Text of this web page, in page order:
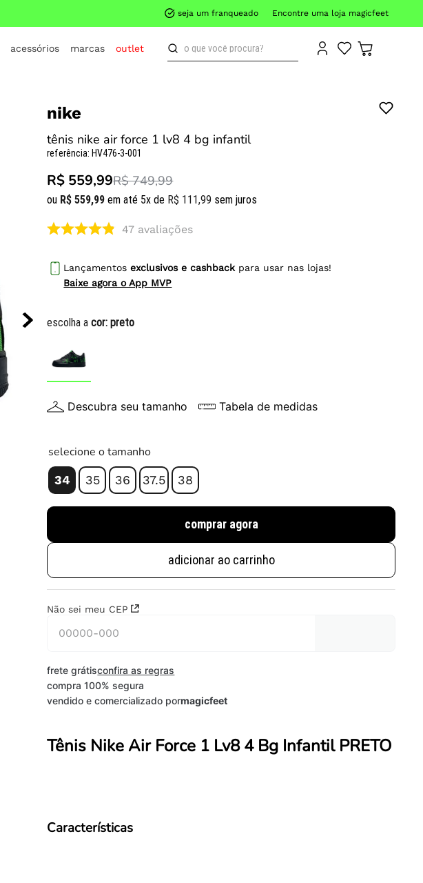
seja um franqueado Encontre uma loja magicfeet
acessórios marcas outlet
o que você procura?
nike
tênis nike air force 1 lv8 4 bg infantil
referência:HV476-3-001
R$ 559,99R$ 749,99
ou R$ 559,99 em até 5x de R$ 111,99 sem juros
47 avaliações
Lançamentosexclusivos e cashback para usar nas lojas!
Baixe agora o App MVP
escolha acor:preto
Descubra seu tamanho Tabela de medidas
selecione o tamanho
34 35 36 37.5 38
comprar agora
adicionar ao carrinho
Não sei meu CEP
frete grátisconfira as regras
compra 100% segura
vendido e comercializado pormagicfeet
Tênis Nike Air Force 1 Lv8 4 Bg Infantil PRETO
Características